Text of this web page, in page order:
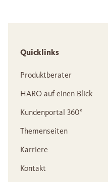
Quicklinks
Produktberater
HARO auf einen Blick
Kundenportal 360°
Themenseiten
Karriere
Kontakt